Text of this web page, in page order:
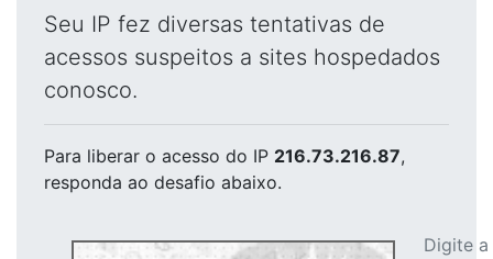
Seu IP fez diversas tentativas de
acessos suspeitos a sites hospedados
conosco.
Para liberar o acesso do IP 216.73.216.87,
responda ao desafio abaixo.
Digite